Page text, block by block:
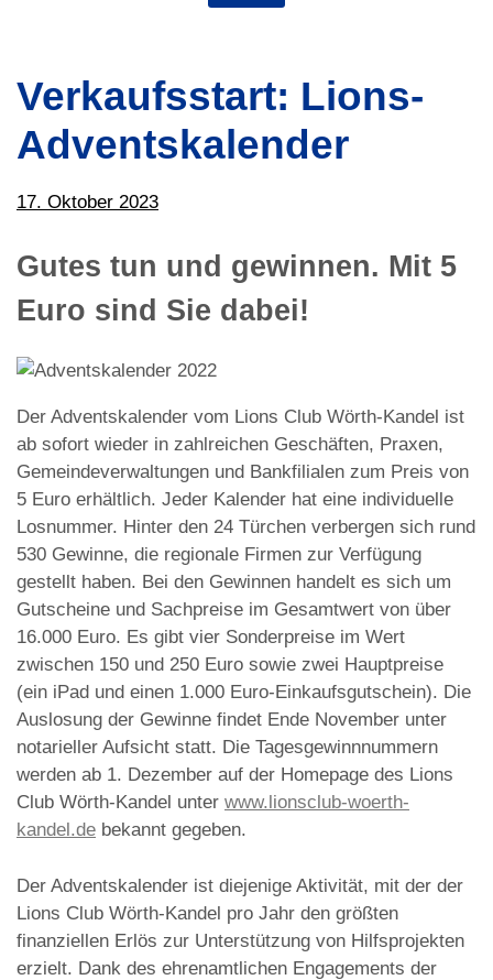
Verkaufsstart: Lions-
Adventskalender
17. Oktober 2023
Gutes tun und gewinnen. Mit 5
Euro sind Sie dabei!
Der Adventskalender vom Lions Club Wörth-Kandel ist
ab sofort wieder in zahlreichen Geschäften, Praxen,
Gemeindeverwaltungen und Bankfilialen zum Preis von
5 Euro erhältlich. Jeder Kalender hat eine individuelle
Losnummer. Hinter den 24 Türchen verbergen sich rund
530 Gewinne, die regionale Firmen zur Verfügung
gestellt haben. Bei den Gewinnen handelt es sich um
Gutscheine und Sachpreise im Gesamtwert von über
16.000 Euro. Es gibt vier Sonderpreise im Wert
zwischen 150 und 250 Euro sowie zwei Hauptpreise
(ein iPad und einen 1.000 Euro-Einkaufsgutschein). Die
Auslosung der Gewinne findet Ende November unter
notarieller Aufsicht statt. Die Tagesgewinnnummern
werden ab 1. Dezember auf der Homepage des Lions
Club Wörth-Kandel unter www.lionsclub-woerth-
kandel.de bekannt gegeben.
Der Adventskalender ist diejenige Aktivität, mit der der
Lions Club Wörth-Kandel pro Jahr den größten
finanziellen Erlös zur Unterstützung von Hilfsprojekten
erzielt. Dank des ehrenamtlichen Engagements der